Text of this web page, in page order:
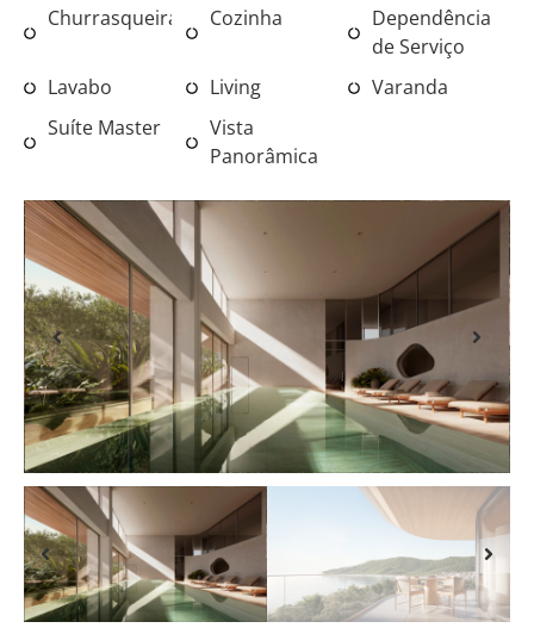
Churrasqueira
Cozinha
Dependência
de Serviço
Lavabo
Living
Varanda
Suíte Master
Vista
Panorâmica